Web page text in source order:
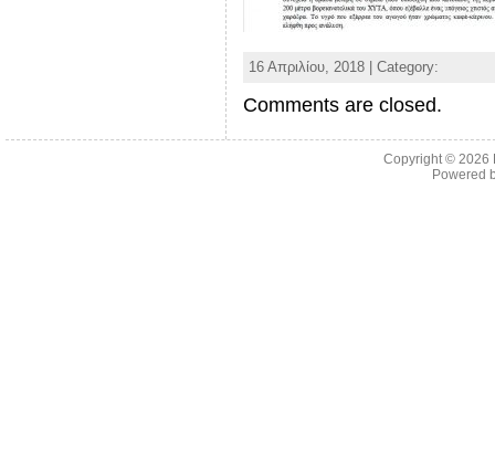
16 Απριλίου, 2018 | Category:
Comments are closed.
Copyright © 2026
Powered